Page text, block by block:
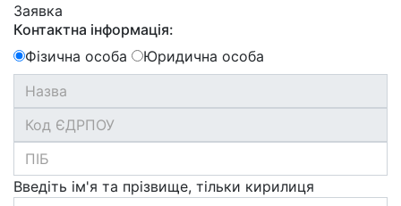
Заявка
Контактна інформація:
Фізична особа
Юридична особа
Введіть ім'я та прізвище, тільки кирилиця